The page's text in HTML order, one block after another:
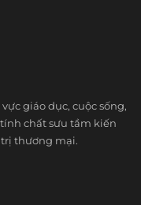
giáo dục, cuộc sống,
chất sưu tầm kiến
thương mại.